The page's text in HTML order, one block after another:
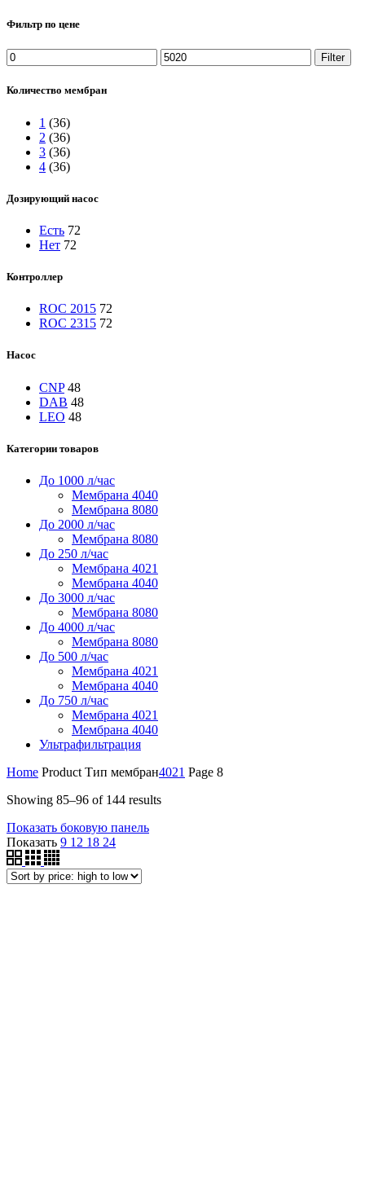
Фильтр по цене
Min
price
Max
price
Filter
Количество мембран
1 (36)
2 (36)
3 (36)
4 (36)
Дозирующий насос
Есть 72
Нет 72
Контроллер
ROC 2015 72
ROC 2315 72
Насос
CNP 48
DAB 48
LEO 48
Категории товаров
До 1000 л/час
Мембрана 4040
Мембрана 8080
До 2000 л/час
Мембрана 8080
До 250 л/час
Мембрана 4021
Мембрана 4040
До 3000 л/час
Мембрана 8080
До 4000 л/час
Мембрана 8080
До 500 л/час
Мембрана 4021
Мембрана 4040
До 750 л/час
Мембрана 4021
Мембрана 4040
Ультрафильтрация
Home Product Тип мембран4021 Page 8
Showing 85–96 of 144 results
Показать боковую панель
Показать 9 12 18 24